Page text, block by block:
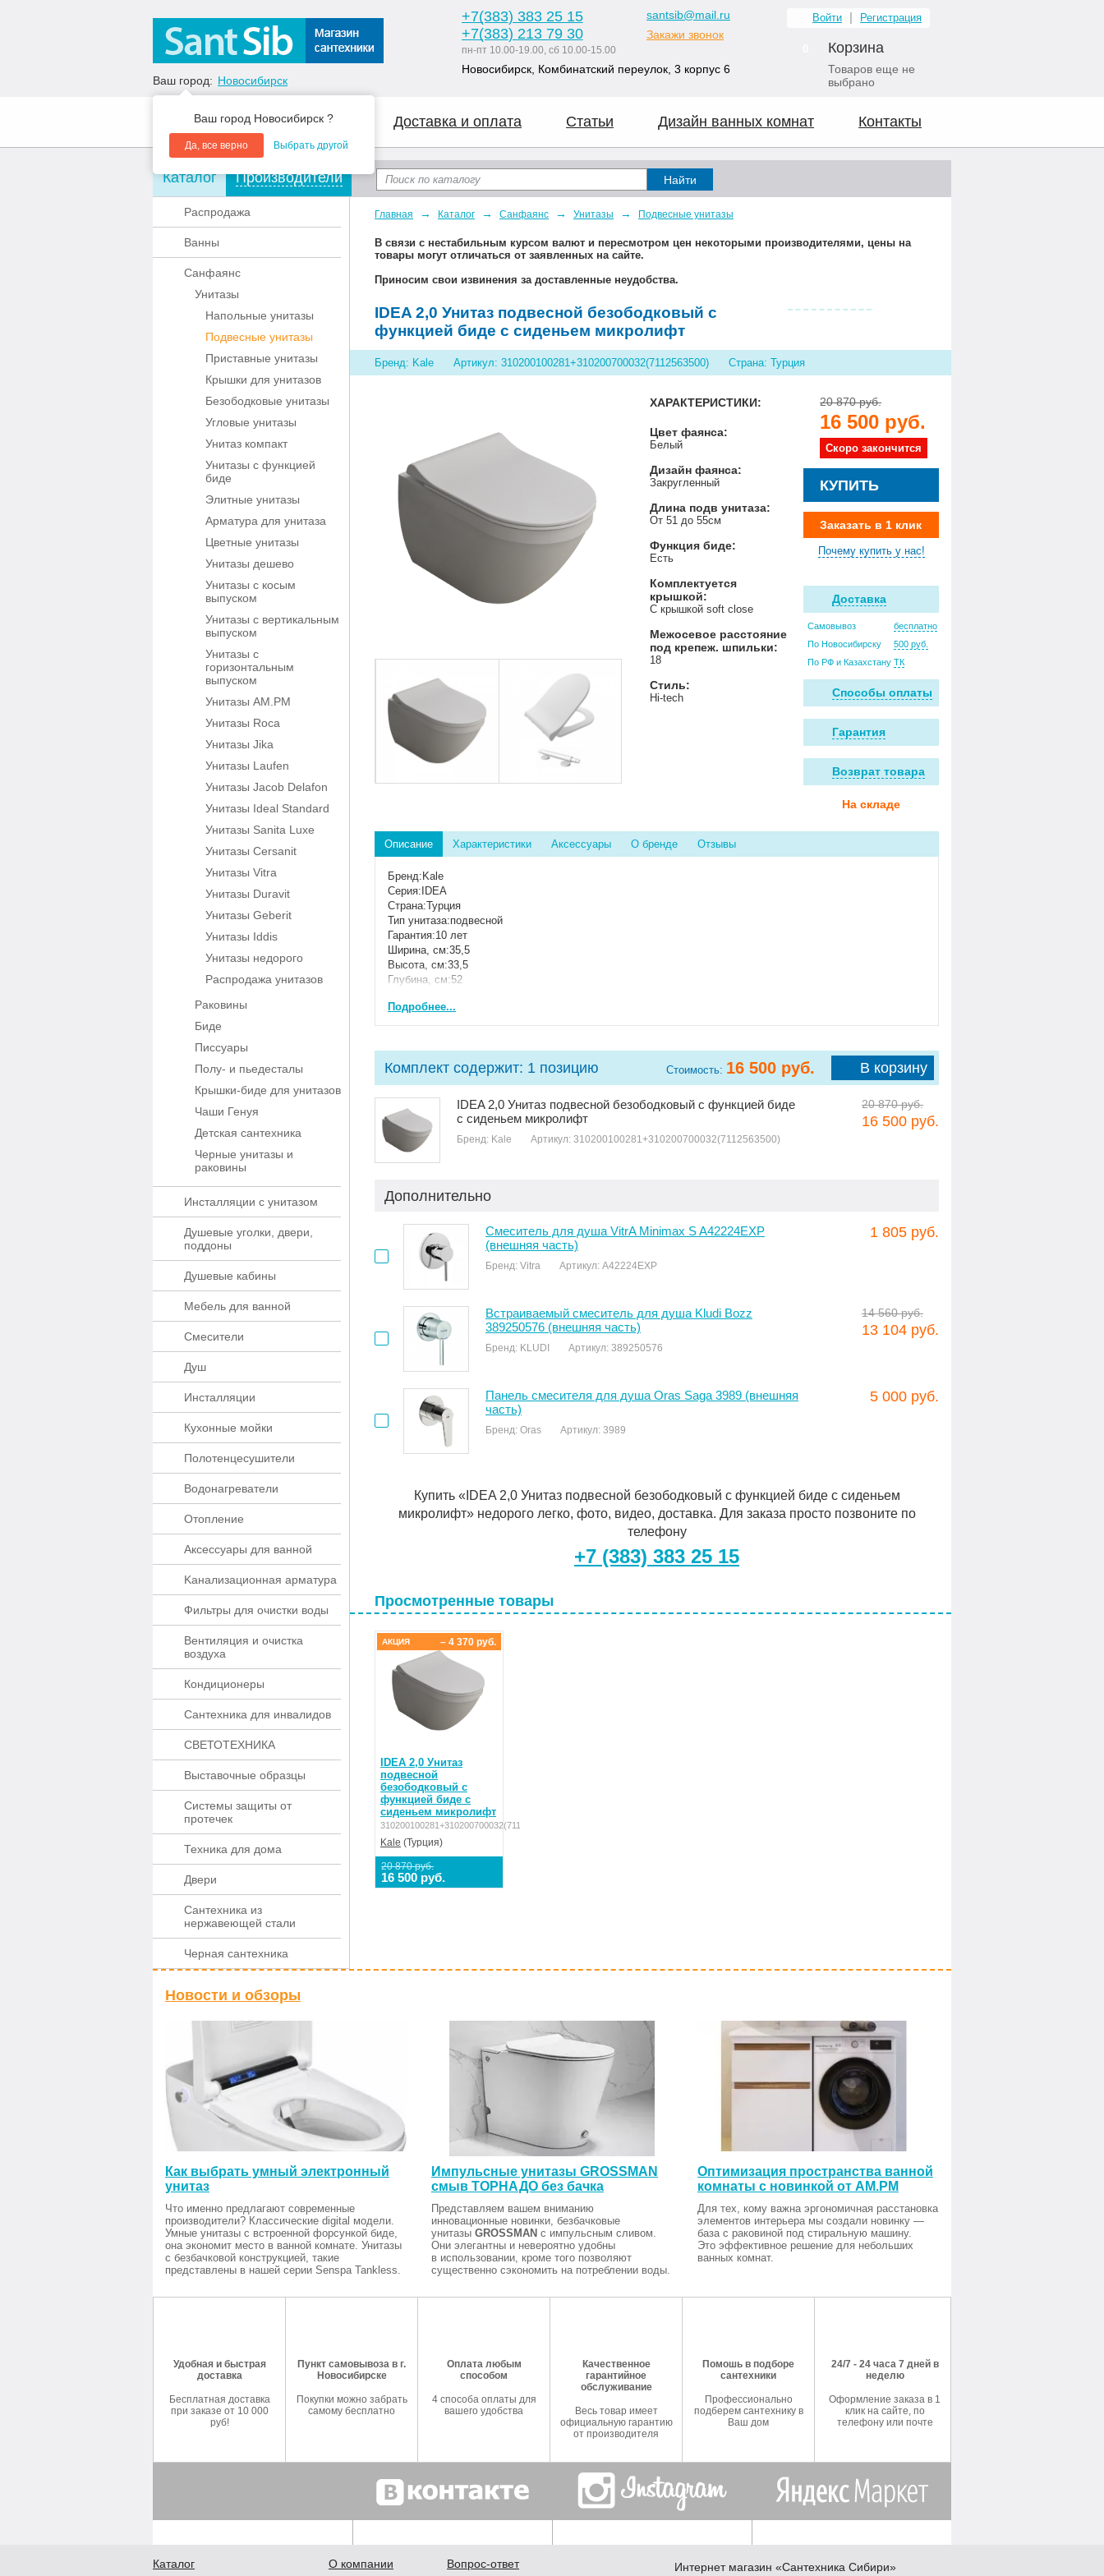
Ваш город: Новосибирск
Ваш город Новосибирск ?
Да, все верно Выбрать другой
+7(383) 383 25 15
+7(383) 213 79 30
пн-пт 10.00-19.00, сб 10.00-15.00
santsib@mail.ru
Закажи звонок
Новосибирск, Комбинатский переулок, 3 корпус 6
Войти Регистрация
Корзина
Товаров еще не
выбрано
О компании Акции Доставка и оплата Статьи Дизайн ванных комнат Контакты
Каталог Производители
Распродажа
Ванны
Санфаянс
Унитазы
Напольные унитазы
Подвесные унитазы
Приставные унитазы
Крышки для унитазов
Безободковые унитазы
Угловые унитазы
Унитаз компакт
Унитазы с функцией
биде
Элитные унитазы
Арматура для унитаза
Цветные унитазы
Унитазы дешево
Унитазы с косым
выпуском
Унитазы с вертикальным
выпуском
Унитазы с
горизонтальным
выпуском
Унитазы AM.PM
Унитазы Roca
Унитазы Jika
Унитазы Laufen
Унитазы Jacob Delafon
Унитазы Ideal Standard
Унитазы Sanita Luxe
Унитазы Cersanit
Унитазы Vitra
Унитазы Duravit
Унитазы Geberit
Унитазы Iddis
Унитазы недорого
Распродажа унитазов
Раковины
Биде
Писсуары
Полу- и пьедесталы
Крышки-биде для унитазов
Чаши Генуя
Детская сантехника
Черные унитазы и
раковины
Инсталляции с унитазом
Душевые уголки, двери,
поддоны
Душевые кабины
Мебель для ванной
Смесители
Душ
Инсталляции
Кухонные мойки
Полотенцесушители
Водонагреватели
Отопление
Аксессуары для ванной
Kaнaлизaционнaя apматypa
Фильтры для очистки воды
Вентиляция и очистка
воздуха
Кондиционеры
Сантехника для инвалидов
СВЕТОТЕХНИКА
Выставочные образцы
Системы защиты от
протечек
Техника для дома
Двери
Сантехника из
нержавеющей стали
Черная сантехника
Главная → Каталог → Санфаянс → Унитазы → Подвесные унитазы
В связи с нестабильным курсом валют и пересмотром цен некоторыми производителями, цены на
товары могут отличаться от заявленных на сайте.
Приносим свои извинения за доставленные неудобства.
IDEA 2,0 Унитаз подвесной безободковый с
функцией биде с сиденьем микролифт
Бренд: Kale Артикул: 310200100281+310200700032(7112563500) Страна: Турция
ХАРАКТЕРИСТИКИ:
Цвет фаянса:
Белый
Дизайн фаянса:
Закругленный
Длина подв унитаза:
От 51 до 55см
Функция биде:
Есть
Комплектуется
крышкой:
С крышкой soft close
Межосевое расстояние
под крепеж. шпильки:
18
Стиль:
Hi-tech
20 870 руб.
16 500 руб.
Скоро закончится
КУПИТЬ
Заказать в 1 клик
Почему купить у нас!
Доставка
Самовывоз
бесплатно
По Новосибирску
500 руб.
По РФ и Казахстану ТК
Способы оплаты
Гарантия
Возврат товара
На складе
Описание Характеристики Аксессуары О бренде Отзывы
Бренд:Kale
Серия:IDEA
Страна:Турция
Тип унитаза:подвесной
Гарантия:10 лет
Ширина, см:35,5
Высота, см:33,5
Глубина, см:52
Материал сиденья:дюропласт
Режим слива воды:определяется механизмом
Материал:керамика
Функция биде:есть, уже установлена
Цвет:белый
Подробнее...
Комплект содержит: 1 позицию Стоимость: 16 500 руб. В корзину
IDEA 2,0 Унитаз подвесной безободковый с функцией биде
с сиденьем микролифт
Бренд: Kale Артикул: 310200100281+310200700032(7112563500)
20 870 руб.
16 500 руб.
Дополнительно
Смеситель для душа VitrA Minimax S A42224EXP
(внешняя часть)
Бренд: Vitra Артикул: A42224EXP
1 805 руб.
Встраиваемый смеситель для душа Kludi Bozz
389250576 (внешняя часть)
Бренд: KLUDI Артикул: 389250576
14 560 руб.
13 104 руб.
Панель смесителя для душа Oras Saga 3989 (внешняя
часть)
Бренд: Oras Артикул: 3989
5 000 руб.
Купить «IDEA 2,0 Унитаз подвесной безободковый с функцией биде с сиденьем
микролифт» недорого легко, фото, видео, доставка. Для заказа просто позвоните по
телефону
+7 (383) 383 25 15
Просмотренные товары
IDEA 2,0 Унитаз
подвесной
безободковый с
функцией биде с
сиденьем микролифт
310200100281+310200700032(7112563500)
Kale (Турция)
20 870 руб.
16 500 руб.
– 4 370 руб.
АКЦИЯ
Новости и обзоры
Как выбрать умный электронный
унитаз
Что именно предлагают современные
производители? Классические digital модели.
Умные унитазы с встроенной форсункой биде,
она экономит место в ванной комнате. Унитазы
с безбачковой конструкцией, такие
представлены в нашей серии Senspa Tankless.
Импульсные унитазы GROSSMAN
смыв ТОРНАДО без бачка
Представляем вашем вниманию
инновационные новинки, безбачковые
унитазы GROSSMAN с импульсным сливом.
Они элегантны и невероятно удобны
в использовании, кроме того позволяют
существенно сэкономить на потреблении воды.
Оптимизация пространства ванной
комнаты с новинкой от AM.PM
Для тех, кому важна эргономичная расстановка
элементов интерьера мы создали новинку —
база с раковиной под стиральную машину.
Это эффективное решение для небольших
ванных комнат.
Удобная и быстрая
доставка
Бесплатная доставка
при заказе от 10 000
руб!
Пункт самовывоза в г.
Новосибирске
Покупки можно забрать
самому бесплатно
Оплата любым
способом
4 способа оплаты для
вашего удобства
Качественное
гарантийное
обслуживание
Весь товар имеет
официальную гарантию
от производителя
Помошь в подборе
сантехники
Профессионально
подберем сантехнику в
Ваш дом
24/7 - 24 часа 7 дней в
неделю
Оформление заказа в 1
клик на сайте, по
телефону или почте
Каталог О компании Вопрос-ответ Интернет магазин «Сантехника Сибири»